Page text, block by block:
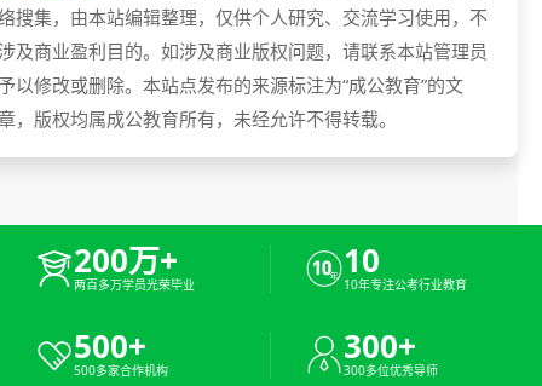
搜集，由本站编辑整理，仅供个人研究、交流学习使用，不
及商业盈利目的。如涉及商业版权问题，请联系本站管理员
以修改或删除。本站点发布的来源标注为“成公教育”的文
，版权均属成公教育所有，未经允许不得转载。
200万+
两百多万学员光荣毕业
10
10年专注公考行业教育
500+
500多家合作机构
300+
300多位优秀导师